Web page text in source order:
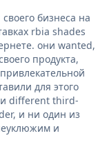
бизнеса на
rbia shades
они wanted,
продукта,
для этого
different third-
и ни один из
и